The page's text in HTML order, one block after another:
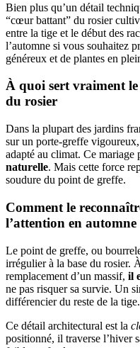
Bien plus qu’un détail
“cœur battant” du rosier
entre la tige et le début des
l’automne si vous souhaitez
généreux et de plantes en
À quoi sert vraiment
du rosier
Dans la plupart des jardins
sur un porte-greffe
adapté au climat. Ce mariage
naturelle. Mais cette force
soudure du point de greffe.
Comment le
l’attention en automne
Le point de greffe, ou
irrégulier à la base du rosier.
remplacement d’un massif, il
ne pas risquer sa survie. Un
différencier du reste de la tige.
Ce détail architectural est la
positionné, il traverse l’hiver